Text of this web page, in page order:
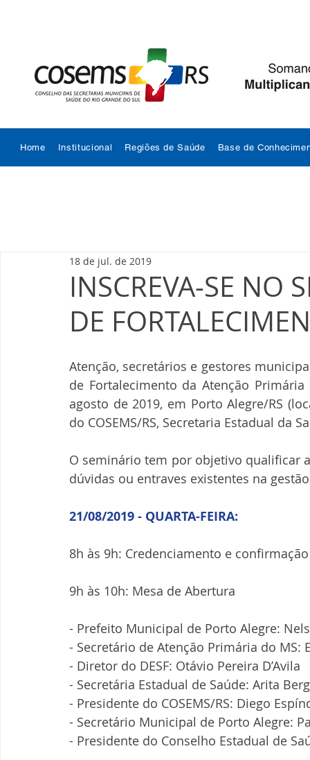
Home Institucional Regiões de Saúde Base de
INSCREVA-SE NO
DE
18 de jul. de 2019
Atenção, secretários e gestores
de Fortalecimento da Atenção
agosto de 2019, em Porto Alegre/RS
do COSEMS/RS, Secretaria Estadual da
O seminário tem por objetivo qualificar
dúvidas ou entraves existentes na
21/08/2019 - QUARTA-FEIRA:
8h às 9h: Credenciamento e
9h às 10h: Mesa de Abertura
- Prefeito Municipal de Porto Alegre:
- Secretário de Atenção Primária do MS:
- Diretor do DESF: Otávio Pereira D’Avila
- Secretária Estadual de Saúde: Arita
- Presidente do COSEMS/RS: Diego
- Secretário Municipal de Porto Alegre:
- Presidente do Conselho Estadual de